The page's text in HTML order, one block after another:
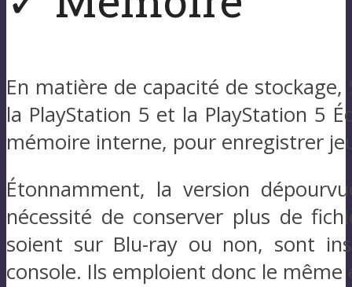
En matière de capacité de
la PlayStation 5 et la PlayStation 5
mémoire interne, pour enregistrer
Étonnamment, la version
nécessité de conserver plus de
soient sur Blu-ray ou non, sont
console. Ils emploient donc le même